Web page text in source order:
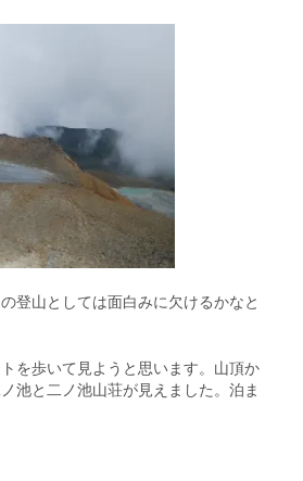
登山としては面白みに欠けるかなと
を歩いて見ようと思います。山頂か
池と二ノ池山荘が見えました。泊ま